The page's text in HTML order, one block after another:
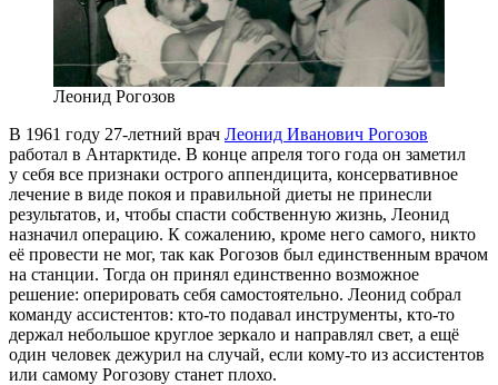
Леонид Рогозов
В 1961 году 27-летний врач Леонид Иванович Рогозов
работал в Антарктиде. В конце апреля того года он заметил
у себя все признаки острого аппендицита, консервативное
лечение в виде покоя и правильной диеты не принесли
результатов, и, чтобы спасти собственную жизнь, Леонид
назначил операцию. К сожалению, кроме него самого, никто
её провести не мог, так как Рогозов был единственным врачом
на станции. Тогда он принял единственно возможное
решение: оперировать себя самостоятельно. Леонид собрал
команду ассистентов: кто-то подавал инструменты, кто-то
держал небольшое круглое зеркало и направлял свет, а ещё
один человек дежурил на случай, если кому-то из ассистентов
или самому Рогозову станет плохо.